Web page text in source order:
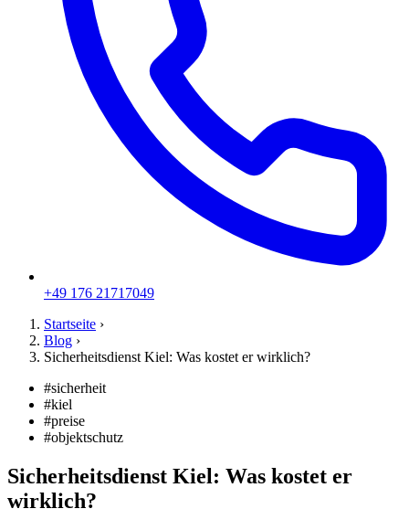
+49 176 21717049
Startseite ›
Blog ›
Sicherheitsdienst Kiel: Was kostet er wirklich?
#sicherheit
#kiel
#preise
#objektschutz
Sicherheitsdienst Kiel: Was kostet er
wirklich?